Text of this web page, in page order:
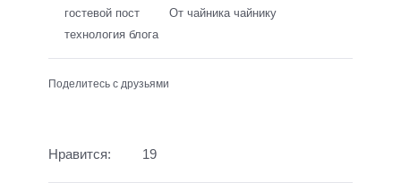
гостевой пост
От чайника чайнику
технология блога
Поделитесь с друзьями
Нравится: 19